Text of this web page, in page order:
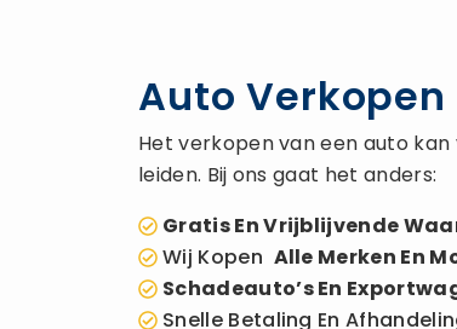
Auto
Het verkopen van een auto
leiden. Bij ons gaat het anders:
Gratis En Vrijblijvende
Wij Kopen Alle Merken En
Schadeauto’s En
Snelle Betaling En